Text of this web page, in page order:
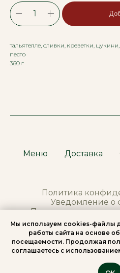
тальятелле, сливки, креветки,
песто
360 г
Мы используем сookies-файлы
работы сайта на основе
посещаемости. Продолжая
соглашаетесь с
Меню Доставка
Политика
Уведомление о
Правила продажи
*Meta Platforms Inc.
организация признана